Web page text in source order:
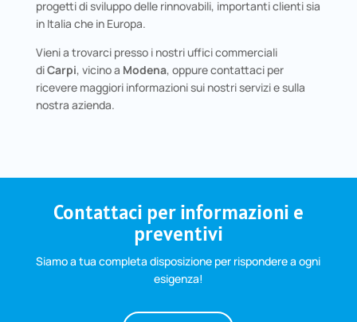
progetti di sviluppo delle rinnovabili, importanti clienti sia
in Italia che in Europa.
Vieni a trovarci presso i nostri uffici commerciali
diCarpi, vicino a Modena, oppure contattaci per
ricevere maggiori informazioni sui nostri servizi e sulla
nostra azienda.
Contattaci per informazioni e
preventivi
Siamo a tua completa disposizione per rispondere a ogni
esigenza!